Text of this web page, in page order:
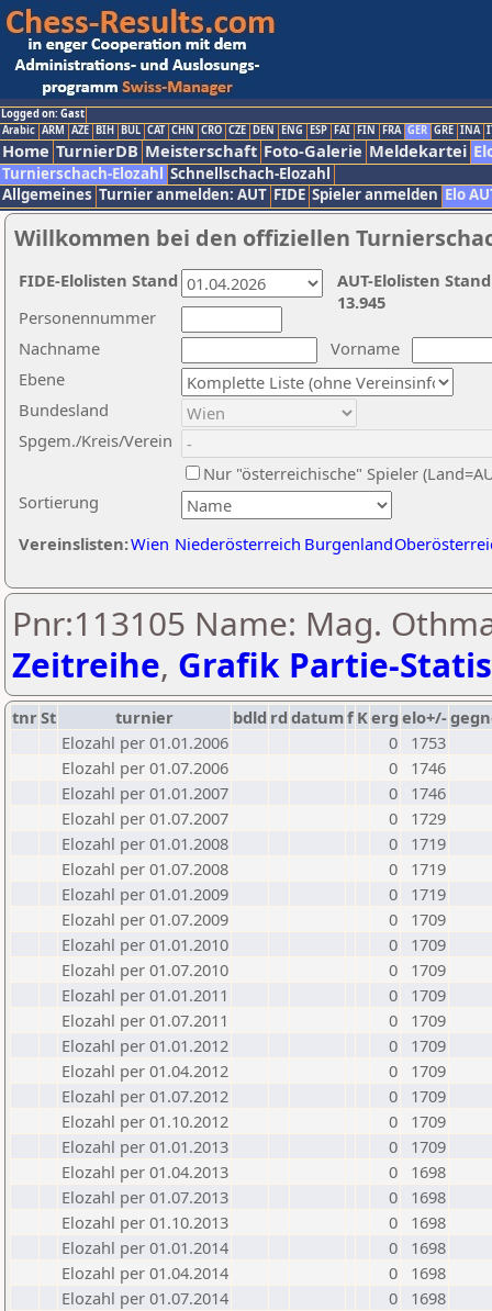
Logged on: Gast
Arabic ARM AZE BIH BUL CAT CHN CRO CZE DEN ENG ESP FAI FIN FRA GER GRE INA
Home TurnierDB Meisterschaft Foto-Galerie Meldekartei
Turnierschach-Elozahl Schnellschach-Elozahl
Allgemeines Turnier anmelden: AUT FIDE Spieler anmelden Elo
Willkommen bei den offiziellen
Nachname
Vorname
Ebene
Sortierung
Personennummer
Bundesland
Spgem./Kreis/Verein
Nur "österreichische" Spieler
Vereinslisten:Wien Niederösterreich Burgenland
AUT-Elolisten
13.945
FIDE-Elolisten Stand
Pnr:113105 Name: Mag.
Zeitreihe, Grafik Partie-
tnrSt turnier bdld rd datumf Kerg elo+/-
Elozahl per 01.01.2006
0
1753
Elozahl per 01.07.2006
0
1746
Elozahl per 01.01.2007
0
1746
Elozahl per 01.07.2007
0
1729
Elozahl per 01.01.2008
0
1719
Elozahl per 01.07.2008
0
1719
Elozahl per 01.01.2009
0
1719
Elozahl per 01.07.2009
0
1709
Elozahl per 01.01.2010
0
1709
Elozahl per 01.07.2010
0
1709
Elozahl per 01.01.2011
0
1709
Elozahl per 01.07.2011
0
1709
Elozahl per 01.01.2012
0
1709
Elozahl per 01.04.2012
0
1709
Elozahl per 01.07.2012
0
1709
Elozahl per 01.10.2012
0
1709
Elozahl per 01.01.2013
0
1709
Elozahl per 01.04.2013
0
1698
Elozahl per 01.07.2013
0
1698
Elozahl per 01.10.2013
0
1698
Elozahl per 01.01.2014
0
1698
Elozahl per 01.04.2014
0
1698
Elozahl per 01.07.2014
0
1698